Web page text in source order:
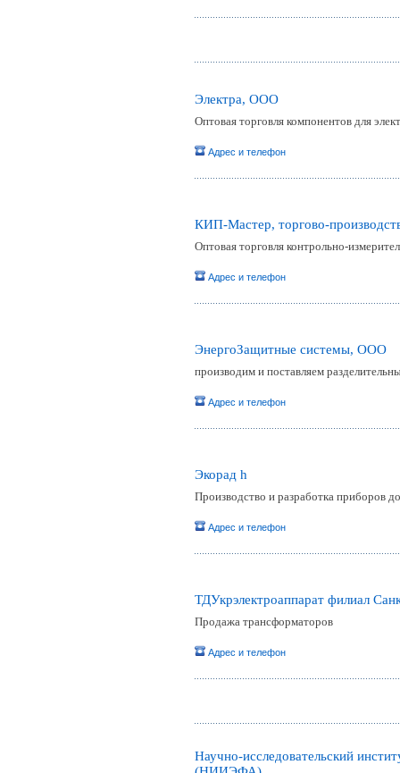
Электра, ООО
Оптовая торговля компонентов для
Адрес и телефон
КИП-Мастер, торгово-
Оптовая торговля контрольно-
Адрес и телефон
ЭнергоЗащитные системы, ООО
производим и поставляем
Адрес и телефон
Экорад h
Производство и разработка приборов
Адрес и телефон
ТДУкрэлектроаппарат филиал
Продажа трансформаторов
Адрес и телефон
Научно-исследовательский